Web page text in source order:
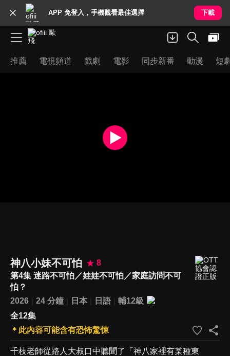
APP 免登入，手機觀看最佳選擇 下載
推薦 電視頻道 戲劇 電影 同步新番 動漫 短
神八小妹不可怕
8
第4集 迷路不可怕／娃娃不可怕／家庭訪問不可
怕？
2026
24 分鐘 日本 日語
輔12級
全12集
＊此內容可能含有恐怖驚悚
千枝老師從路人大叔口中聽聞了「神八家裡有某種東